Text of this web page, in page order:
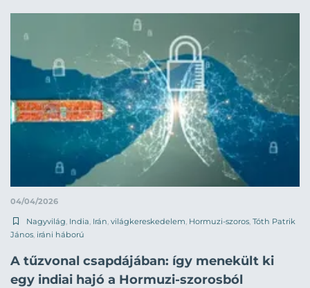
04/04/2026
Nagyvilág India Irán világkereskedelem Hormuzi-szoros Tóth Patrik
János iráni háború
A tűzvonal csapdájában: így menekült ki
egy indiai hajó a Hormuzi-szorosból